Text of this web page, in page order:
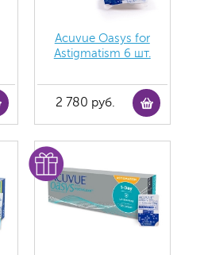
Acuvue Oasys for
Astigmatism 6 шт.
2 780 руб.